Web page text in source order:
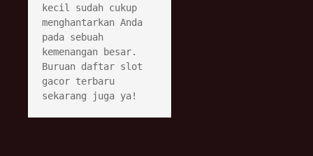
kecil sudah cukup
menghantarkan Anda
pada sebuah
kemenangan besar.
Buruan daftar slot
gacor terbaru
sekarang juga ya!